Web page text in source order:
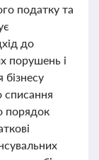
податку та
до
порушень і
порядок